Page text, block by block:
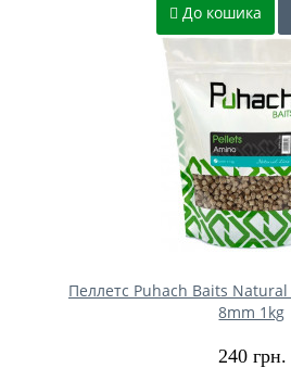
До кошика
Пеллетс Puhach Baits
8mm 1kg
240 грн.